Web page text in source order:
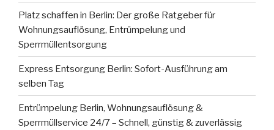
Platz schaffen in Berlin: Der große Ratgeber für
Wohnungsauflösung, Entrümpelung und
Sperrmüllentsorgung
Express Entsorgung Berlin: Sofort-Ausführung am
selben Tag
Entrümpelung Berlin, Wohnungsauflösung &
Sperrmüllservice 24/7 – Schnell, günstig & zuverlässig